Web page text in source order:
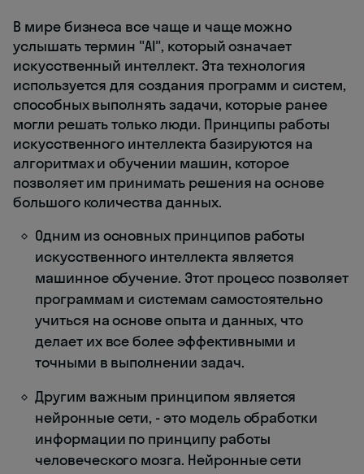
В мире бизнеса все чаще и чаще можно
услышать термин "AI", который означает
искусственный интеллект. Эта технология
используется для создания программ и систем,
способных выполнять задачи, которые ранее
могли решать только люди. Принципы работы
искусственного интеллекта базируются на
алгоритмах и обучении машин, которое
позволяет им принимать решения на основе
большого количества данных.
Одним из основных принципов работы
искусственного интеллекта является
машинное обучение. Этот процесс позволяет
программам и системам самостоятельно
учиться на основе опыта и данных, что
делает их все более эффективными и
точными в выполнении задач.
Другим важным принципом является
нейронные сети, - это модель обработки
информации по принципу работы
человеческого мозга. Нейронные сети